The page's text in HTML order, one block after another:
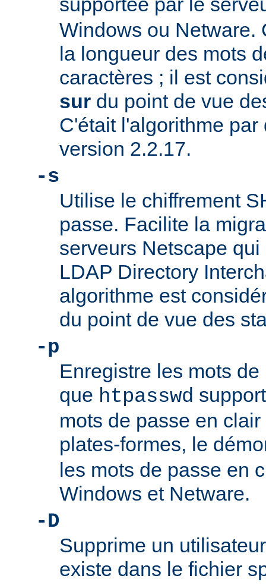
Windows ou Netware.
la longueur des mots
caractères ; il est
sur du point de vue
C'était l'algorithme
version 2.2.17.
-s
Utilise le chiffrement
passe. Facilite la
serveurs Netscape
LDAP Directory
algorithme est
du point de vue des
-p
Enregistre les mots
que htpasswd
mots de passe en
plates-formes, le
les mots de passe en
Windows et Netware.
-D
Supprime un
existe dans le fichier